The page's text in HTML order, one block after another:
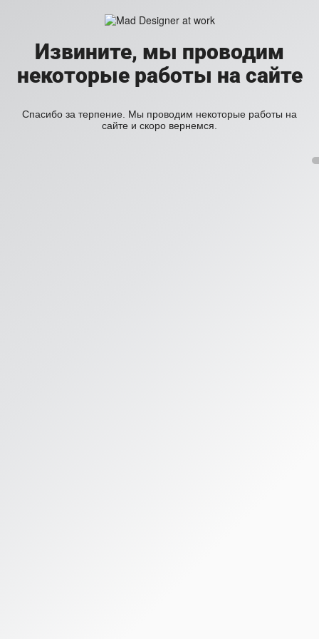
Извините, мы проводим
некоторые работы на сайте
Спасибо за терпение. Мы проводим некоторые работы на
сайте и скоро вернемся.